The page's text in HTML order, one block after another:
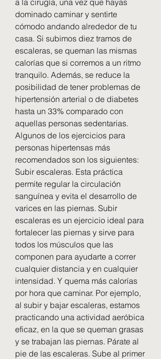
a la cirugía, una vez que hayas
dominado caminar y sentirte
cómodo andando alrededor de tu
casa. Si subimos diez tramos de
escaleras, se queman las mismas
calorías que si corremos a un ritmo
tranquilo. Además, se reduce la
posibilidad de tener problemas de
hipertensión arterial o de diabetes
hasta un 33% comparado con
aquellas personas sedentarias.
Algunos de los ejercicios para
personas hipertensas más
recomendados son los siguientes:
Subir escaleras. Esta práctica
permite regular la circulación
sanguínea y evita el desarrollo de
varices en las piernas. Subir
escaleras es un ejercicio ideal para
fortalecer las piernas y sirve para
todos los músculos que las
componen para ayudarte a correr
cualquier distancia y en cualquier
intensidad. Y quema más calorías
por hora que caminar. Por ejemplo,
al subir y bajar escaleras, estamos
practicando una actividad aeróbica
eficaz, en la que se queman grasas
y se trabajan las piernas. Párate al
pie de las escaleras. Sube al primer